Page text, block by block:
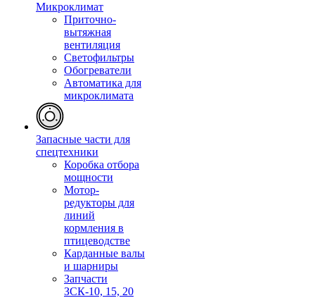
Микроклимат
Приточно-
вытяжная
вентиляция
Светофильтры
Обогреватели
Автоматика для
микроклимата
Запасные части для
спецтехники
Коробка отбора
мощности
Мотор-
редукторы для
линий
кормления в
птицеводстве
Карданные валы
и шарниры
Запчасти
ЗСК-10, 15, 20